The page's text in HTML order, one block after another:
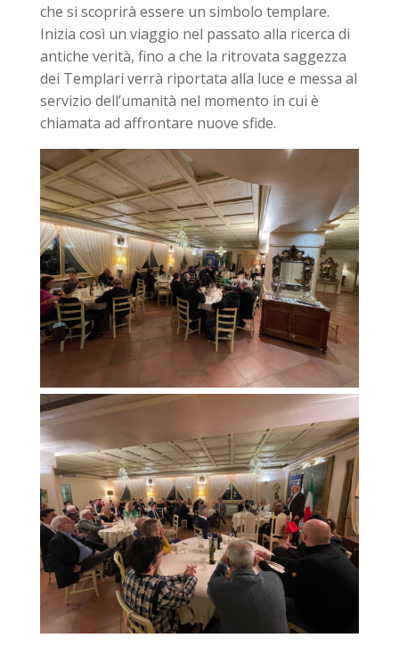
che si scoprirà essere un simbolo templare.
Inizia così un viaggio nel passato alla ricerca di
antiche verità, fino a che la ritrovata saggezza
dei Templari verrà riportata alla luce e messa al
servizio dell’umanità nel momento in cui è
chiamata ad affrontare nuove sfide.